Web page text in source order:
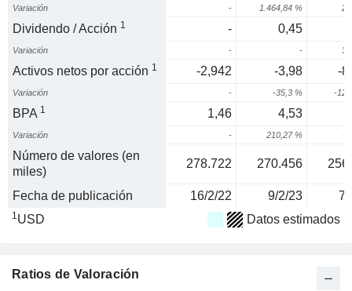
Variación - 1.464,84 %
Dividendo / Acción 1 - 0,45
Variación - -
Activos netos por acción 1 -2,942 -3,98 -
Variación - -35,3 % -
BPA 1 1,46 4,53
Variación - 210,27 % -
Número de valores (en
miles)
278.722 270.456
Fecha de publicación 16/2/22 9/2/23 7/
1USD Datos estimados
Ratios de Valoración